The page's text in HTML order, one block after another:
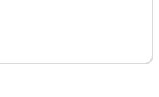
den Warenkorb